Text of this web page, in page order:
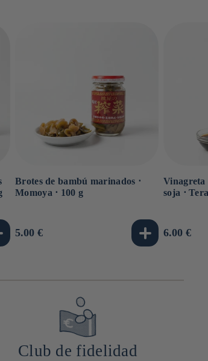
Brotes de bambú marinados ⋅
Momoya ⋅ 100 g
Precio
5.00 €
Vinagreta
soja ⋅
Precio
6.00 €
Club de fidelidad